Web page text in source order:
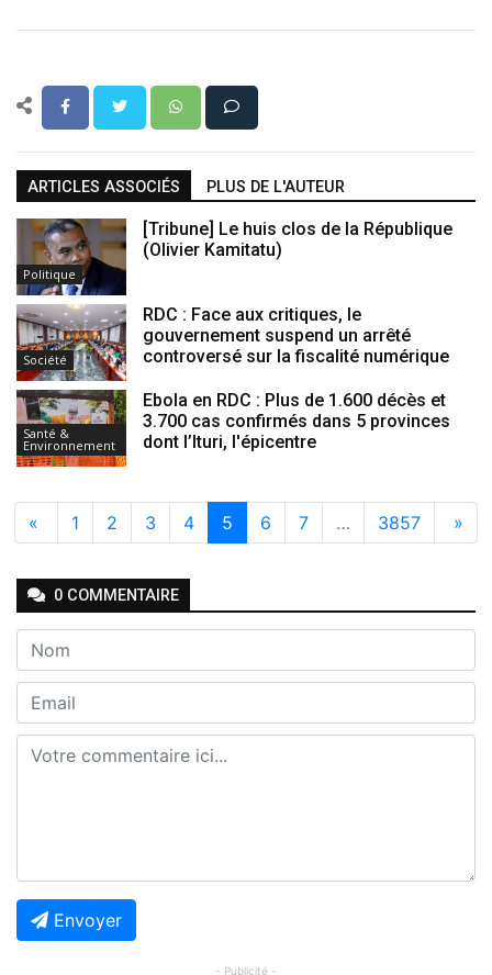
ARTICLES ASSOCIÉS PLUS DE L'AUTEUR
Politique
[Tribune] Le huis clos de la République
(Olivier Kamitatu)
Société
RDC : Face aux critiques, le
gouvernement suspend un arrêté
controversé sur la fiscalité numérique
Santé &
Environnement
Ebola en RDC : Plus de 1.600 décès et
3.700 cas confirmés dans 5 provinces
dont l’Ituri, l'épicentre
« 1 2 3 4 5 6 7 … 3857 »
0 COMMENTAIRE
Envoyer
- Publicité -